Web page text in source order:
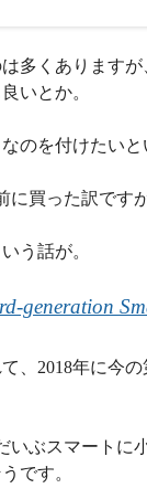
多くあります
いとか。
のを付けたい
に買った訳です
う話が。
generation
、2018年に今
いぶスマートに
です。